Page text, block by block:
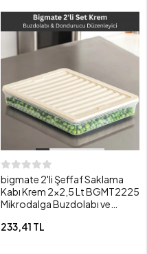
bigmate 2'li Şeffaf Saklama
Kabı Krem 2x2,5 Lt BGMT2225
Mikrodalga Buzdolabı ve
233,41 TL